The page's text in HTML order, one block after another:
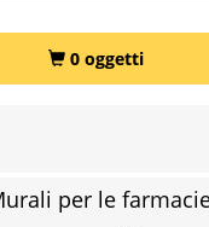
0 oggetti
per le